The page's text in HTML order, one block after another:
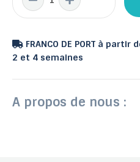
FRANCO DE PORT à
2 et 4 semaines
A propos de nous :